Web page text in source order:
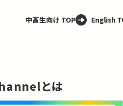
中高生向け TOP English
とは